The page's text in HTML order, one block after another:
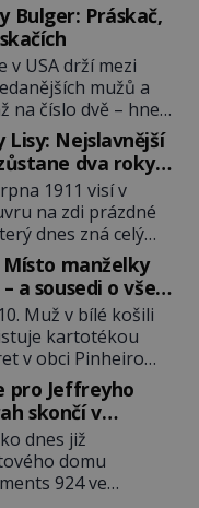
Bulger: Práskač,
v USA drží mezi
mužů a
na číslo dvě – hned
Ládinovi (1957–
„Whitey“ Bulger
ze spoluúčasti
vydírání a lichvy. A
toho je ještě
který neváhá
všechny práskače,
Lisy: Nejslavnější
dva roky
1911 visí v
na zdi prázdné
dnes zná celý
si nikdo
o krádež.
přesvědčeni, že
v restaurátorské
Když se
jeden z
na zloděje v […]
Místo manželky
a sousedi o všem
Muž v bílé košili
kartotékou
v obci Pinheiro
od farmy s
Něco tu
Ledaže by ta
byla ne
– a všechny
v incestu. Na
pro Jeffreyho
skončí v
vězeňských
dnes již
domu
924 ve